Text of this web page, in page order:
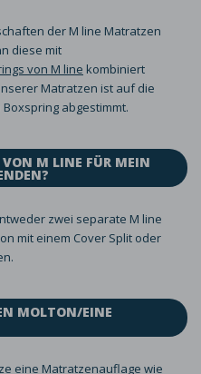
der M line Matratzen
diese mit
von M line kombiniert
Matratzen ist auf die
abgestimmt.
M LINE FÜR MEIN
zwei separate M line
mit einem Cover Split oder
MOLTON/EINE
eine Matratzenauflage wie